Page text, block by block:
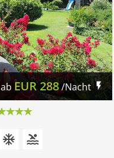
ab EUR288/Nacht